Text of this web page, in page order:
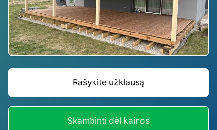
Rašykite užklausą
Skambinti dėl kainos